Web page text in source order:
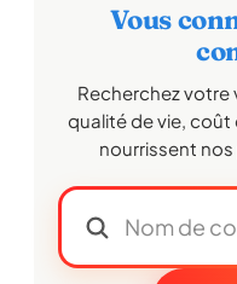
Vous
Recherchez votre
qualité de vie, coût
nourrissent